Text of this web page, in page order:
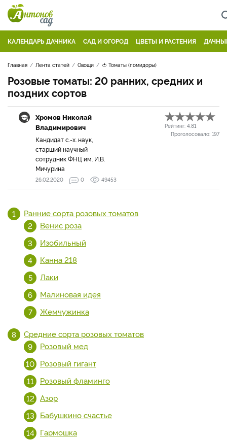
КАЛЕНДАРЬ ДАЧНИКА САД И ОГОРОД ЦВЕТЫ И РАСТЕНИЯ
Главная Лента статей Овощи 🍅 Томаты (помидоры)
Розовые томаты: 20 ранних, средних и
поздних сортов
Хромов Николай
Владимирович
Кандидат с.-х. наук,
старший научный
сотрудник ФНЦ им. И.В.
Мичурина
Рейтинг: 4.81
Проголосовало: 197
26.02.2020 0 49453
Ранние сорта розовых томатов
Венис роза
Изобильный
Канна 218
Лаки
Малиновая идея
Жемчужинка
Средние сорта розовых томатов
Розовый мед
Розовый гигант
Розовый фламинго
Азор
Бабушкино счастье
Гармошка